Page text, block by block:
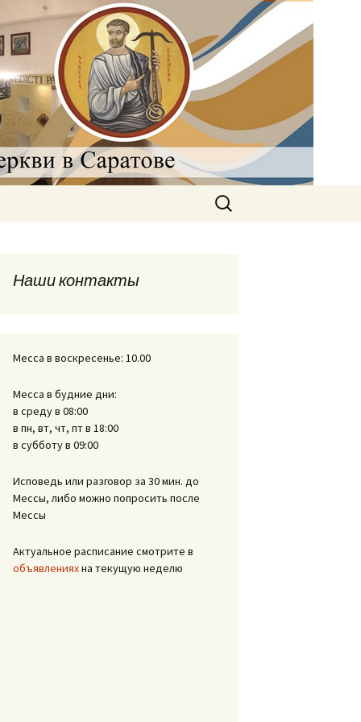
в
Найти:
Наши контакты
Месса в воскресенье: 10.00
Месса в будние дни:
в среду в 08:00
в пн, вт, чт, пт в 18:00
в субботу в 09:00
Исповедь или разговор за 30 мин. до
Мессы, либо можно попросить после
Мессы
Актуальное расписание смотрите в
объявленияхна текущую неделю